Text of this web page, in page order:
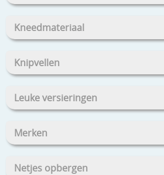
Kneedmateriaal
Knipvellen
Leuke versieringen
Merken
Netjes opbergen